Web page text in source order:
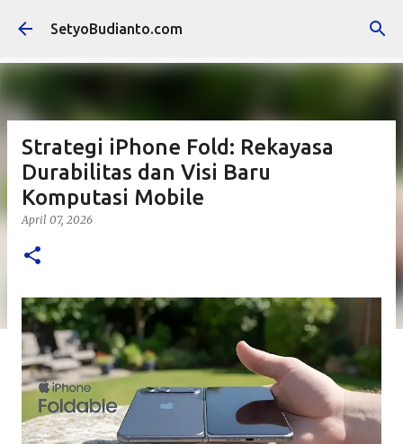
Langsung ke konten utama
SetyoBudianto.com
Strategi iPhone Fold: Rekayasa
Durabilitas dan Visi Baru
Komputasi Mobile
April 07, 2026